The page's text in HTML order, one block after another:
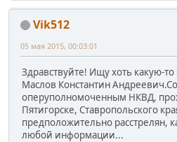
Vik512
05 мая 2015, 00:03:01
Здравствуйте! Ищу хоть какую-
Маслов Константин
оперуполномоченным НКВД,
Пятигорске, Ставропольского
предположительно расстрелян,
любой информации...